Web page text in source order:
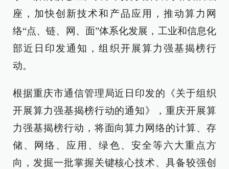
座，加快创新技术和产品应用，推动算力网
络“点、链、网、面”体系化发展，工业和信息化
部近日印发通知，组织开展算力强基揭榜行
动。
根据重庆市通信管理局近日印发的《关于组织
开展算力强基揭榜行动的通知》，重庆开展算
力强基揭榜行动，将面向算力网络的计算、存
储、网络、应用、绿色、安全等六大重点方
向，发掘一批掌握关键核心技术、具备较强创